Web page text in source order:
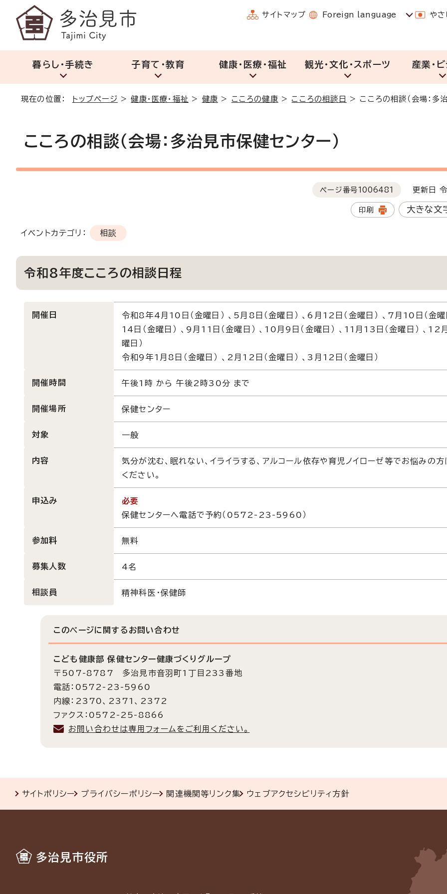
サイトマップ Foreign language や
暮らし・手続き 子育て・教育 健康・医療・福祉 観光・文化・スポーツ 産業・
現在の位置： トップページ >健康・医療・福祉 > 健康 > こころの健康 > こころの相談日 > こころの相談（会場：多
こころの相談（会場：多治見市保健センター）
ページ番号1006481 更新日
印刷 大きな文
イベントカテゴリ： 相談
令和8年度こころの相談日程
開催日
令和8年4月10日（金曜日） 、5月8日（金曜日） 、6月12日（金曜日） 、7月10日（金曜
14日（金曜日） 、9月11日（金曜日） 、10月9日（金曜日） 、11月13日（金曜日） 、12
曜日）
令和9年1月8日（金曜日） 、2月12日（金曜日） 、3月12日（金曜日）
開催時間 午後1時 から 午後2時30分 まで
開催場所 保健センター
対象 一般
内容
気分が沈む、眠れない、イライラする、アルコール依存や育児ノイローゼ等でお悩みの
ください。
申込み
必要
保健センターへ電話で予約（0572-23-5960）
参加料 無料
募集人数 4名
相談員 精神科医・保健師
このページに関する お問い合わせ
こども健康部 保健センター健康づくりグループ
〒507-8787 多治見市音羽町1丁目233番地
電話：0572-23-5960
内線：2370、2371、2372
ファクス：0572-25-8866
お問い合わせは専用フォームをご利用ください。
サイトポリシー プライバシーポリシー 関連機関等リンク集 ウェブアクセシビリティ方針
多治見市役所